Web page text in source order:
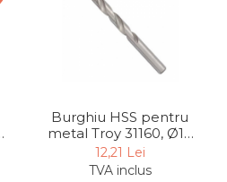
Burghiu HSS pentru
metal Troy 31160, Ø16
mm
12,21 Lei
TVA inclus